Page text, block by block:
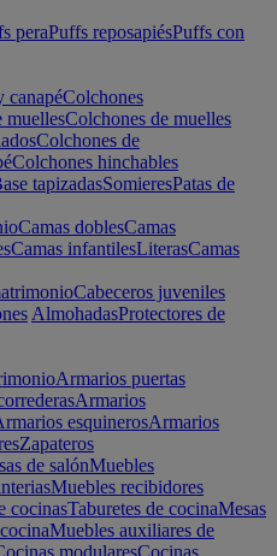
peraPuffs reposapiésPuffs con
canapéColchones
muellesColchones de muelles
Colchones de
Colchones hinchables
tapizadasSomieresPatas de
Camas doblesCamas
Camas infantilesLiterasCamas
Cabeceros juveniles
AlmohadasProtectores de
Armarios puertas
Armarios
esquinerosArmarios
Zapateros
de salónMuebles
Muebles recibidores
cocinasTaburetes de cocinaMesas
Muebles auxiliares de
modularesCocinas